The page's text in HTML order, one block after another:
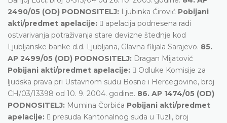
2490/05 (OD) PODNOSITELJ: Ljubinka Ćirović Pobijani
akti/predmet apelacije:  apelacija podnesena radi
ostvarivanja potraživanja stare devizne štednje kod
Ljubljanske banke d.d. Ljubljana, Glavna filijala Sarajevo. 85.
AP 2499/05 (OD) PODNOSITELJ: Dragan Mijatović
Pobijani akti/predmet apelacije:  Odluke Komisije za
ljudska prava pri Ustavnom sudu Bosne i Hercegovine, broj
CH/03/13398 od 10. 9. 2004. godine. 86. AP 1474/05 (OD)
PODNOSITELJ: Mumina Čorbića Pobijani akti/predmet
apelacije:  presuda Kantonalnog suda u Tuzli, broj